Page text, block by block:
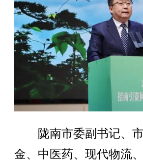
陇南市委副书记、市
金、中医药、现代物流